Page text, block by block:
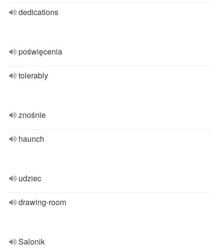
dedications
poświęcenia
tolerably
znośnie
haunch
udziec
drawing-room
Salonik